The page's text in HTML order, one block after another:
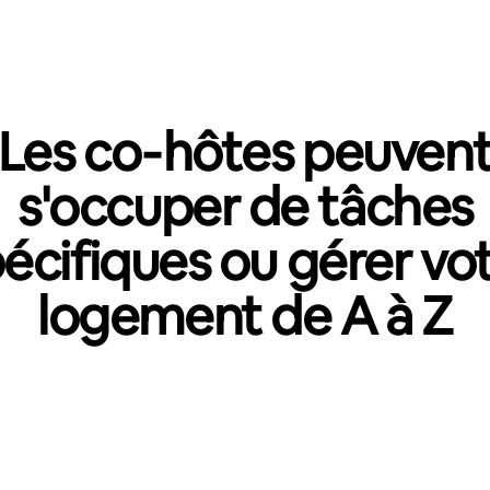
co‑hôtes
s'occuper de tâches
ou gérer
logement de A à Z